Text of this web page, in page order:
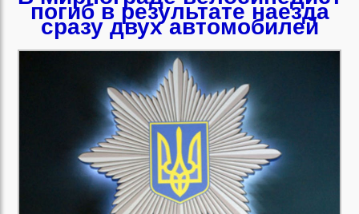
погиб в результате наезда
сразу двух автомобилей